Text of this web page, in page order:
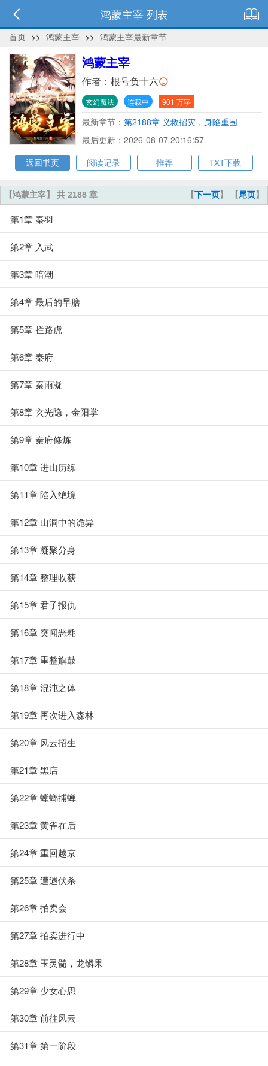
鸿蒙主宰 列表
首页 >> 鸿蒙主宰 >> 鸿蒙主宰最新章节
鸿蒙主宰
作者： 根号负十六
玄幻魔法 连载中 901 万字
最新章节： 第2188章 义救招灾，身陷重围
最后更新：2026-08-07 20:16:57
返回书页
阅读记录 推荐 TXT下载
【下一页】 【尾页】
【鸿蒙主宰】 共 2188 章
第1章 秦羽
第2章 入武
第3章 暗潮
第4章 最后的早膳
第5章 拦路虎
第6章 秦府
第7章 秦雨凝
第8章 玄光隐，金阳掌
第9章 秦府修炼
第10章 进山历练
第11章 陷入绝境
第12章 山洞中的诡异
第13章 凝聚分身
第14章 整理收获
第15章 君子报仇
第16章 突闻恶耗
第17章 重整旗鼓
第18章 混沌之体
第19章 再次进入森林
第20章 风云招生
第21章 黑店
第22章 螳螂捕蝉
第23章 黄雀在后
第24章 重回越京
第25章 遭遇伏杀
第26章 拍卖会
第27章 拍卖进行中
第28章 玉灵髓，龙鳞果
第29章 少女心思
第30章 前往风云
第31章 第一阶段